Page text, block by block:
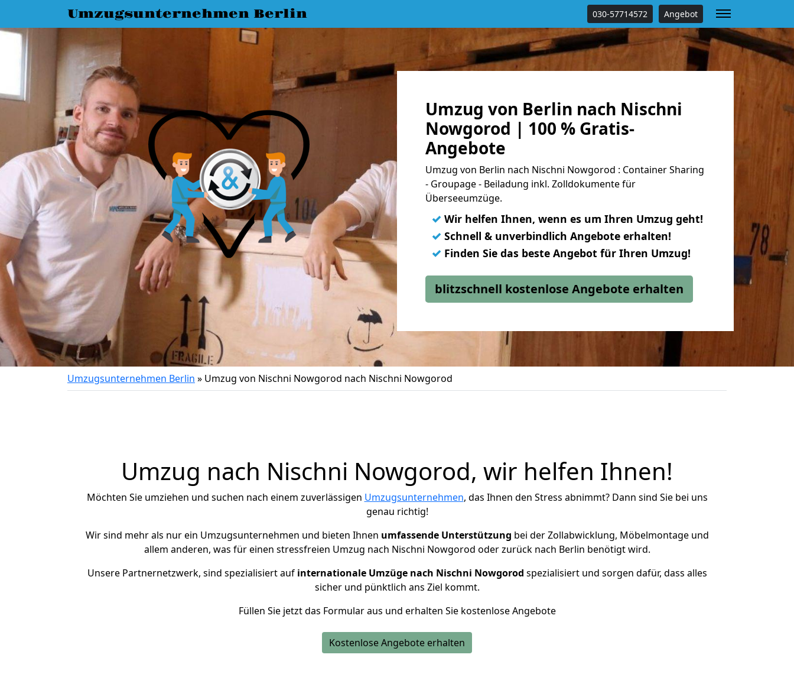
Umzugsunternehmen Berlin 030-57714572 Angebot
Umzug von Berlin nach Nischni
Nowgorod | 100 % Gratis-
Angebote
Umzug von Berlin nach Nischni Nowgorod : Container Sharing
- Groupage - Beiladung inkl. Zolldokumente für
Überseeumzüge.
✓ Wir helfen Ihnen, wenn es um Ihren Umzug geht!
✓ Schnell & unverbindlich Angebote erhalten!
✓ Finden Sie das beste Angebot für Ihren Umzug!
blitzschnell kostenlose Angebote erhalten
Umzugsunternehmen Berlin » Umzug von Nischni Nowgorod nach Nischni Nowgorod
Umzug nach Nischni Nowgorod, wir helfen Ihnen!
Möchten Sie umziehen und suchen nach einem zuverlässigen Umzugsunternehmen, das Ihnen den Stress abnimmt? Dann sind Sie bei uns
genau richtig!
Wir sind mehr als nur ein Umzugsunternehmen und bieten Ihnen umfassende Unterstützung bei der Zollabwicklung, Möbelmontage und
allem anderen, was für einen stressfreien Umzug nach Nischni Nowgorod oder zurück nach Berlin benötigt wird.
Unsere Partnernetzwerk, sind spezialisiert auf internationale Umzüge nach Nischni Nowgorod spezialisiert und sorgen dafür, dass alles
sicher und pünktlich ans Ziel kommt.
Füllen Sie jetzt das Formular aus und erhalten Sie kostenlose Angebote
Kostenlose Angebote erhalten